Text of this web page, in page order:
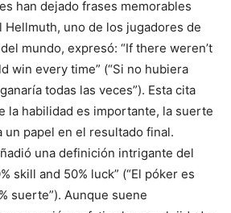
han dejado frases memorables
Hellmuth, uno de los jugadores de
mundo, expresó: “If there weren’t
win every time” (“Si no hubiera
todas las veces”). Esta cita
la habilidad es importante, la suerte
un papel en el resultado final.
una definición intrigante del
skill and 50% luck” (“El póker es
suerte”). Aunque suene